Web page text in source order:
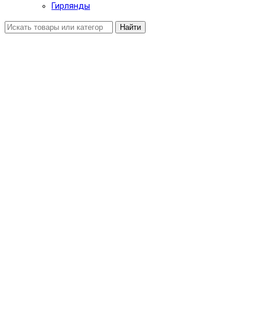
Гирлянды
Найти